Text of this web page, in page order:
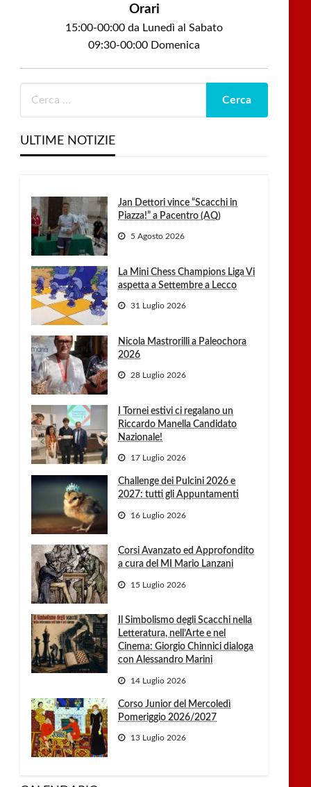
Orari
15:00-00:00 da Lunedì al Sabato
09:30-00:00 Domenica
ULTIME NOTIZIE
Jan Dettori vince “Scacchi in
Piazza!” a Pacentro (AQ)
5 Agosto 2026
La Mini Chess Champions Liga Vi
aspetta a Settembre a Lecco
31 Luglio 2026
Nicola Mastrorilli a Paleochora
2026
28 Luglio 2026
I Tornei estivi ci regalano un
Riccardo Manella Candidato
Nazionale!
17 Luglio 2026
Challenge dei Pulcini 2026 e
2027: tutti gli Appuntamenti
16 Luglio 2026
Corsi Avanzato ed Approfondito
a cura del MI Mario Lanzani
15 Luglio 2026
Il Simbolismo degli Scacchi nella
Letteratura, nell’Arte e nel
Cinema: Giorgio Chinnici dialoga
con Alessandro Marini
14 Luglio 2026
Corso Junior del Mercoledì
Pomeriggio 2026/2027
13 Luglio 2026